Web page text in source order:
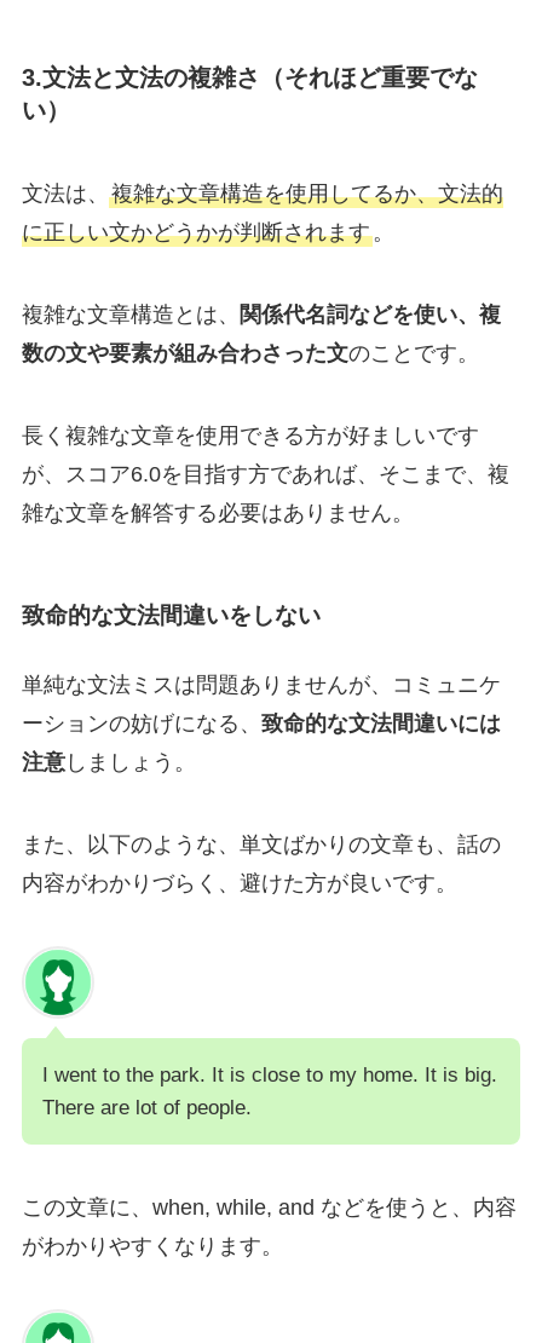
3.文法と文法の複雑さ（それほど重要でな
い）
文法は、 複雑な文章構造を使用してるか、文法的
に正しい文かどうかが判断されます。
複雑な文章構造とは、
関係代名詞などを使い、複
数の文や要素が組み合わさった文のことです。
長く複雑な文章を使用できる方が好ましいです
が、スコア6.0を目指す方であれば、そこまで、複
雑な文章を解答する必要はありません。
致命的な文法間違いをしない
単純な文法ミスは問題ありませんが、コミュニケ
ーションの妨げになる、 致命的な文法間違いには
注意しましょう。
また、以下のような、単文ばかりの文章も、話の
内容がわかりづらく、避けた方が良いです。
I went to the park. It is close to my home. It is big.
There are lot of people.
この文章に、when, while, and などを使うと、内容
がわかりやすくなります。